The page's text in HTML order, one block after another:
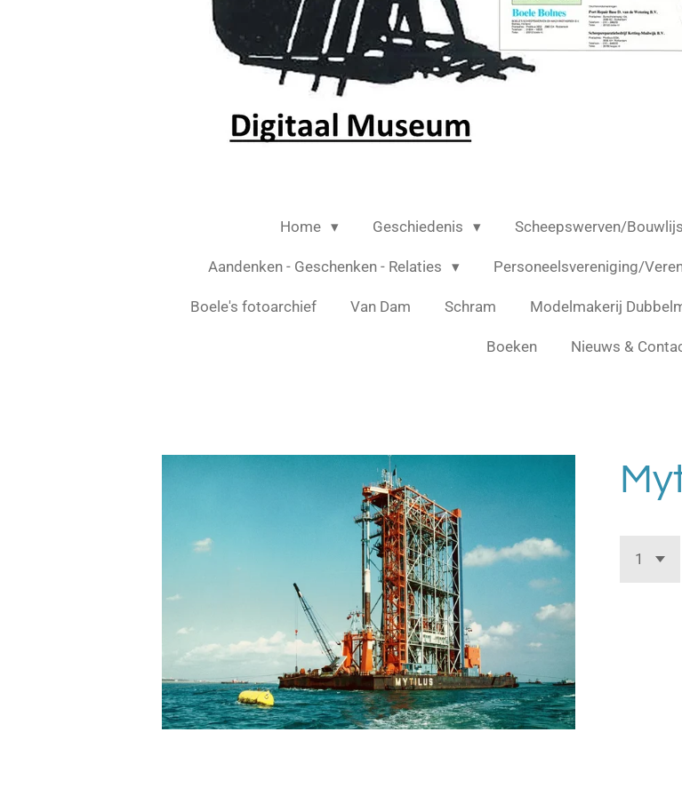
Home Geschiedenis Scheepswerven/
Aandenken - Geschenken - Relaties Personeelsvereniging/
Boele's fotoarchief Van Dam Schram Modelmakerij
Boeken Nieuws &